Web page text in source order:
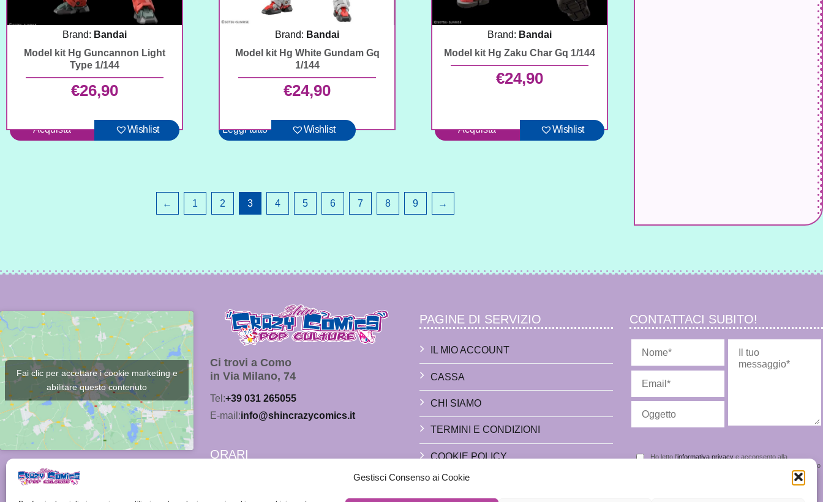
Gestisci Consenso ai Cookie
Brand: Bandai
Model kit Hg Guncannon Light
Type 1/144
€26,90
Acquista Wishlist
Brand: Bandai
Model kit Hg White Gundam Gq
1/144
€24,90
Leggi tutto Wishlist
Brand: Bandai
Model kit Hg Zaku Char Gq 1/144
€24,90
Acquista Wishlist
← 1 2 3 4 5 6 7 8 9 →
Fai clic per accettare i cookie marketing e
abilitare questo contenuto
Ci trovi a Como
in Via Milano, 74
Tel:+39 031 265055
E-mail:info@shincrazycomics.it
ORARI
15.00 - 19.00
PAGINE DI SERVIZIO
IL MIO ACCOUNT
CASSA
CHI SIAMO
TERMINI E CONDIZIONI
COOKIE POLICY
PRIVACY POLICY
CONTATTACI SUBITO!
Ho letto l'informativa privacy e acconsento alla
memorizzazione dei miei dati nel vostro archivio secondo quanto
stabilito dal regolamento europeo per la protezione dei dati